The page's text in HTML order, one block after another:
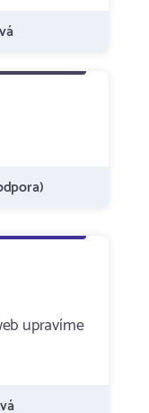
upravíme